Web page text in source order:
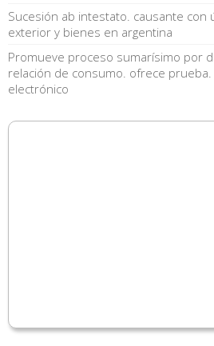
Sucesión ab intestato. causante con
exterior y bienes en argentina
Promueve proceso sumarísimo por
relación de consumo. ofrece
electrónico